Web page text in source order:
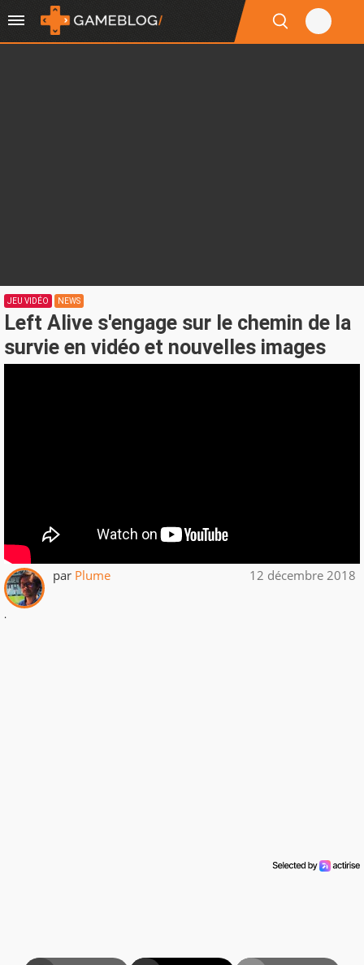
JEU VIDÉO NEWS
Left Alive s'engage sur le chemin de la
survie en vidéo et nouvelles images
par Plume 12 décembre 2018
.